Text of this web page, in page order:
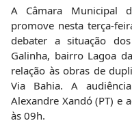
A Câmara Municipal
promove nesta terça-
debater a situação
Galinha, bairro Lagoa
relação às obras de
Via Bahia. A
Alexandre Xandó (PT) e
às 09h.